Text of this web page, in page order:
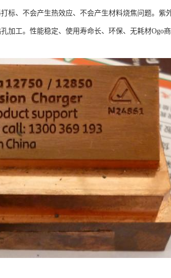
标、不会产生热效应、不会产生材料烧焦问题。紫
加工。性能稳定、使用寿命长、环保、无耗材Ogo